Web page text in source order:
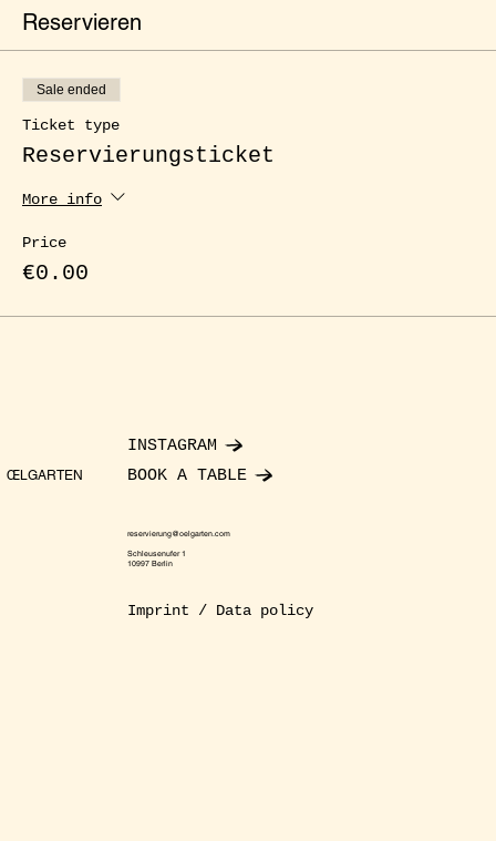
Reservieren
Sale ended
Ticket type
Reservierungsticket
More info
Price
€0.00
ŒLGARTEN
INSTAGRAM
BOOK A TABLE
reservierung@oelgarten.com
Schleusenufer 1
10997 Berlin
Imprint / Data policy